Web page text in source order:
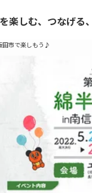
楽しむ、つなげる
田市で楽しもう♪